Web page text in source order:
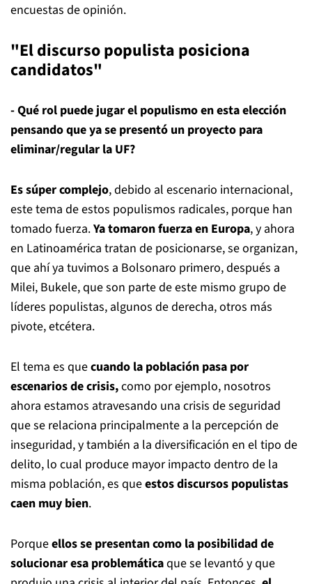
encuestas de opinión.
"El discurso populista posiciona
candidatos"
- Qué rol puede jugar el populismo en esta elección
pensando que ya se presentó un proyecto para
eliminar/regular la UF?
Es súper complejo, debido al escenario internacional,
este tema de estos populismos radicales, porque han
tomado fuerza.Ya tomaron fuerza en Europa, y ahora
en Latinoamérica tratan de posicionarse, se organizan,
que ahí ya tuvimos a Bolsonaro primero, después a
Milei, Bukele, que son parte de este mismo grupo de
líderes populistas, algunos de derecha, otros más
pivote, etcétera.
El tema es quecuando la población pasa por
escenarios de crisis,como por ejemplo, nosotros
ahora estamos atravesando una crisis de seguridad
que se relaciona principalmente a la percepción de
inseguridad, y también a la diversificación en el tipo de
delito, lo cual produce mayor impacto dentro de la
misma población, es queestos discursos populistas
caen muy bien.
Porqueellos se presentan como la posibilidad de
solucionar esa problemáticaque se levantó y que